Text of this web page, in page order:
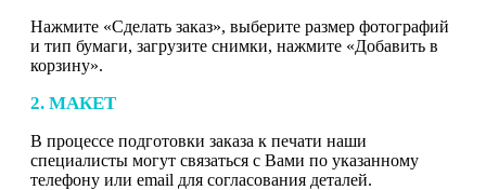
Нажмите «Сделать заказ», выберите размер фотографий
и тип бумаги, загрузите снимки, нажмите «Добавить в
корзину».
2. МАКЕТ
В процессе подготовки заказа к печати наши
специалисты могут связаться с Вами по указанному
телефону или email для согласования деталей.